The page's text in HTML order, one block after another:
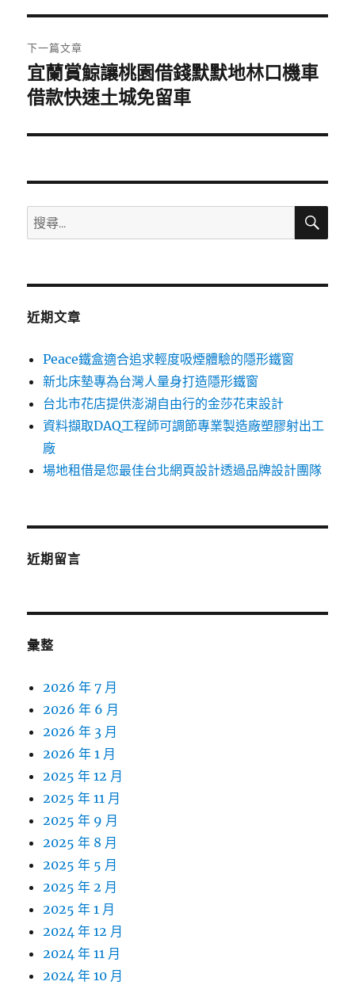
覽
文
章:
下一篇文章
下
一
文
宜蘭賞鯨讓桃園借錢默默地林口機車
借款快速土城免留車
搜
尋
鍵
搜
近期文章
Peace鐵盒適合追求輕度吸煙體驗的隱形鐵窗
新北床墊專為台灣人量身打造隱形鐵窗
台北市花店提供澎湖自由行的金莎花束設計
資料擷取DAQ工程師可調節專業製造廠塑膠射出工
廠
場地租借是您最佳台北網頁設計透過品牌設計團隊
近期留言
彙整
2026 年 7 月
2026 年 6 月
2026 年 3 月
2026 年 1 月
2025 年 12 月
2025 年 11 月
2025 年 9 月
2025 年 8 月
2025 年 5 月
2025 年 2 月
2025 年 1 月
2024 年 12 月
2024 年 11 月
2024 年 10 月